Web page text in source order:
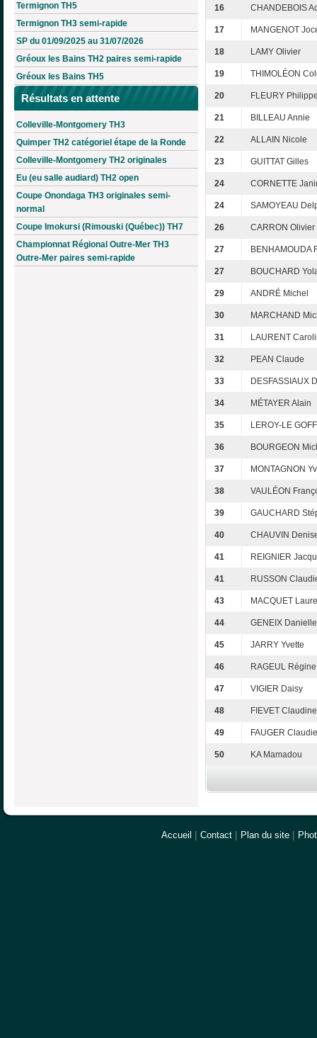
Termignon TH5
Termignon TH3 semi-rapide
SP du 01/09/2025 au 31/07/2026
Gréoux les Bains TH2 paires semi-rapide
Gréoux les Bains TH5
Résultats en attente
Colleville-Montgomery TH3
Quimper TH2 catégoriel étape de la Ronde
Colleville-Montgomery TH2 originales
Eu (eu salle audiard) TH2 open
Coupe Onondaga TH3 originales semi-
normal
Coupe Imokursi (Rimouski (Québec)) TH7
Championnat Régional Outre-Mer TH3
Outre-Mer paires semi-rapide
16 CHANDEBOIS
17 MANGENOT
18 LAMY Olivier
19 THIMOLÉON
20 FLEURY
21 BILLEAU Annie
22 ALLAIN Nicole
23 GUITTAT Gilles
24 CORNETTE
24 SAMOYEAU
26 CARRON Olivier
27 BENHAMOUDA
27 BOUCHARD
29 ANDRÉ Michel
30 MARCHAND
31 LAURENT
32 PEAN Claude
33 DESFASSIAUX
34 MÉTAYER Alain
35 LEROY-LE
36 BOURGEON
37 MONTAGNON
38 VAULÉON
39 GAUCHARD
40 CHAUVIN
41 REIGNIER
41 RUSSON
43 MACQUET
44 GENEIX Danielle
45 JARRY Yvette
46 RAGEUL Régine
47 VIGIER Daisy
48 FIEVET Claudine
49 FAUGER Claudie
50 KA Mamadou
Accueil Contact Plan du site